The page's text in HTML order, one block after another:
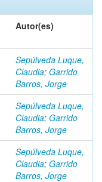
Autor(es)
Sepúlveda Luque,
Claudia; Garrido
Barros, Jorge
Sepúlveda Luque,
Claudia; Garrido
Barros, Jorge
Sepúlveda Luque,
Claudia; Garrido
Barros, Jorge